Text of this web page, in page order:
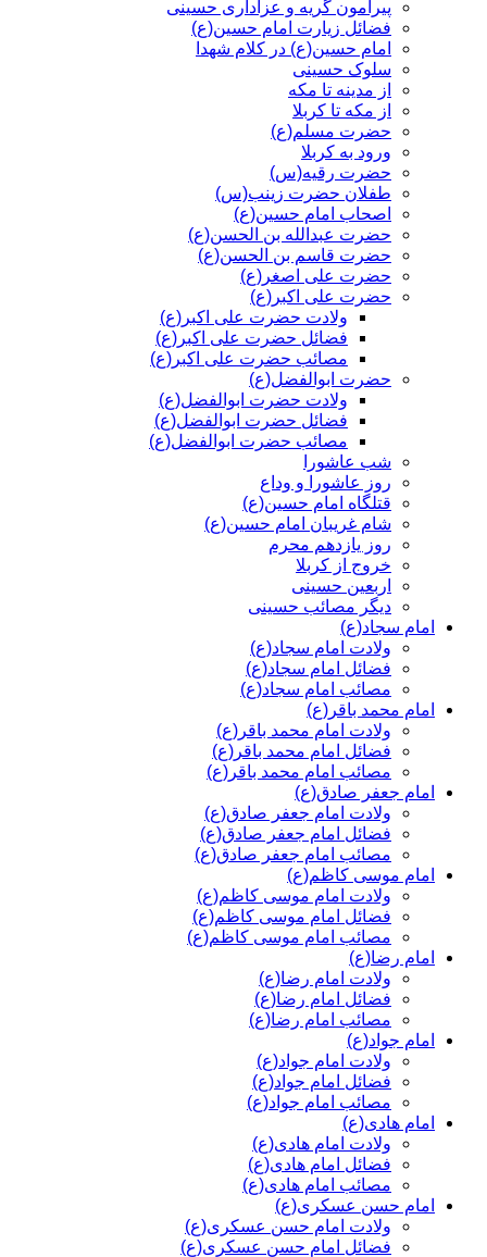
پیرامون گریه و عزاداری حسینی
فضائل زیارت امام حسین(ع)
امام حسین(ع) در کلام شهدا
سلوک حسینی
از مدینه تا مکه
از مکه تا کربلا
حضرت مسلم(ع)
ورود به کربلا
حضرت رقیه(س)
طفلان حضرت زینب(س)
اصحاب امام حسین(ع)
حضرت عبدالله بن الحسن(ع)
حضرت قاسم بن الحسن(ع)
حضرت علی اصغر(ع)
حضرت علی اکبر(ع)
ولادت حضرت علی اکبر(ع)
فضائل حضرت علی اکبر(ع)
مصائب حضرت علی اکبر(ع)
حضرت ابوالفضل(ع)
ولادت حضرت ابوالفضل(ع)
فضائل حضرت ابوالفضل(ع)
مصائب حضرت ابوالفضل(ع)
شب عاشورا
روز عاشورا و وداع
قتلگاه امام حسین(ع)
شام غریبان امام حسین(ع)
روز یازدهم محرم
خروج از کربلا
اربعین حسینی
دیگر مصائب حسینی
امام سجاد(ع)
ولادت امام سجاد(ع)
فضائل امام سجاد(ع)
مصائب امام سجاد(ع)
امام محمد باقر(ع)
ولادت امام محمد باقر(ع)
فضائل امام محمد باقر(ع)
مصائب امام محمد باقر(ع)
امام جعفر صادق(ع)
ولادت امام جعفر صادق(ع)
فضائل امام جعفر صادق(ع)
مصائب امام جعفر صادق(ع)
امام موسی کاظم(ع)
ولادت امام موسی کاظم(ع)
فضائل امام موسی کاظم(ع)
مصائب امام موسی کاظم(ع)
امام رضا(ع)
ولادت امام رضا(ع)
فضائل امام رضا(ع)
مصائب امام رضا(ع)
امام جواد(ع)
ولادت امام جواد(ع)
فضائل امام جواد(ع)
مصائب امام جواد(ع)
امام هادی(ع)
ولادت امام هادی(ع)
فضائل امام هادی(ع)
مصائب امام هادی(ع)
امام حسن عسکری(ع)
ولادت امام حسن عسکری(ع)
فضائل امام حسن عسکری(ع)